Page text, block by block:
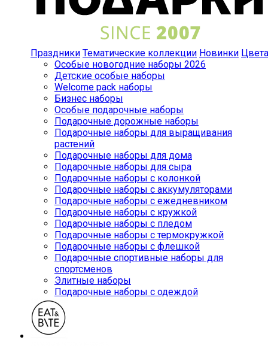
Праздники Тематические коллекции Новинки Цвета
Особые новогодние наборы 2026
Детские особые наборы
Welcome pack наборы
Бизнес наборы
Особые подарочные наборы
Подарочные дорожные наборы
Подарочные наборы для выращивания
растений
Подарочные наборы для дома
Подарочные наборы для сыра
Подарочные наборы с колонкой
Подарочные наборы с аккумуляторами
Подарочные наборы с ежедневником
Подарочные наборы с кружкой
Подарочные наборы с пледом
Подарочные наборы с термокружкой
Подарочные наборы с флешкой
Подарочные спортивные наборы для
спортсменов
Элитные наборы
Подарочные наборы с одеждой